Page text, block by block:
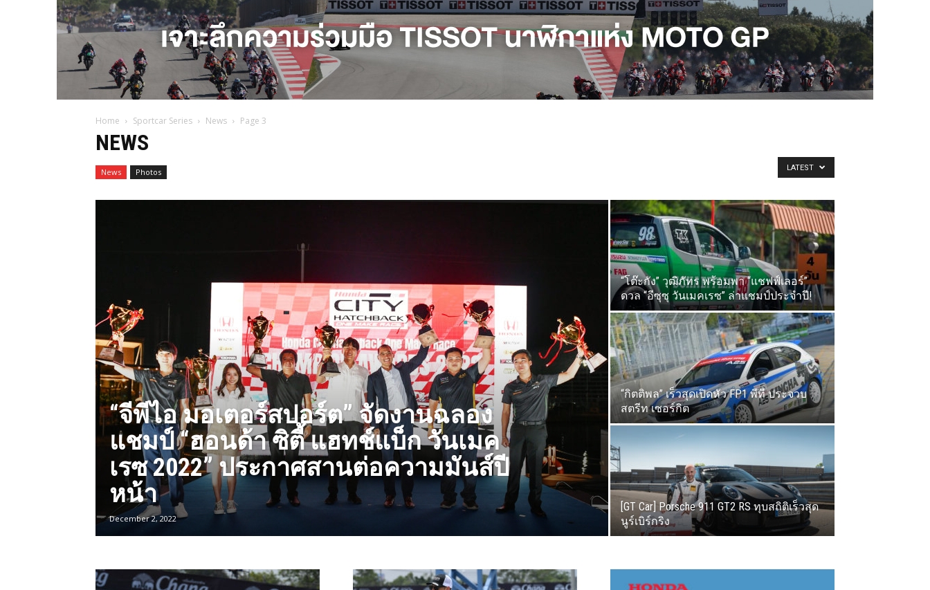
Home Sportcar Series News Page 3
NEWS
News Photos LATEST
“จีพีไอ มอเตอร์สปอร์ต” จัดงานฉลอง
แชมป์ “ฮอนด้า ซิตี้ แฮทช์แบ็ก วันเมค
เรซ 2022” ประกาศสานต่อความมันส์ปี
หน้า
December 2, 2022
“โต๊ะกัง” วุฒิภัทร พร้อมพา “แชฟฟ์เลอร์”
ดวล “อีซุซุ วันเมคเรซ” ล่าแชมป์ประจำปี!
“กิตติพล” เร็วสุดเปิดหัว FP1 พีที ประจวบ
สตรีท เซอร์กิต
[GT Car] Porsche 911 GT2 RS ทุบสถิติเร็วสุด
นูร์เบิร์กริง